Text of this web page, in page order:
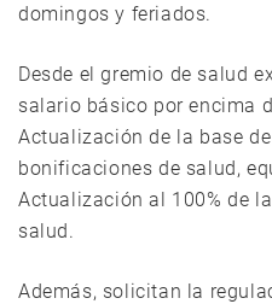
domingos y feriados.
Desde el gremio de salud
salario básico por encima
Actualización de la base
bonificaciones de salud,
Actualización al 100% de
salud.
Además, solicitan la